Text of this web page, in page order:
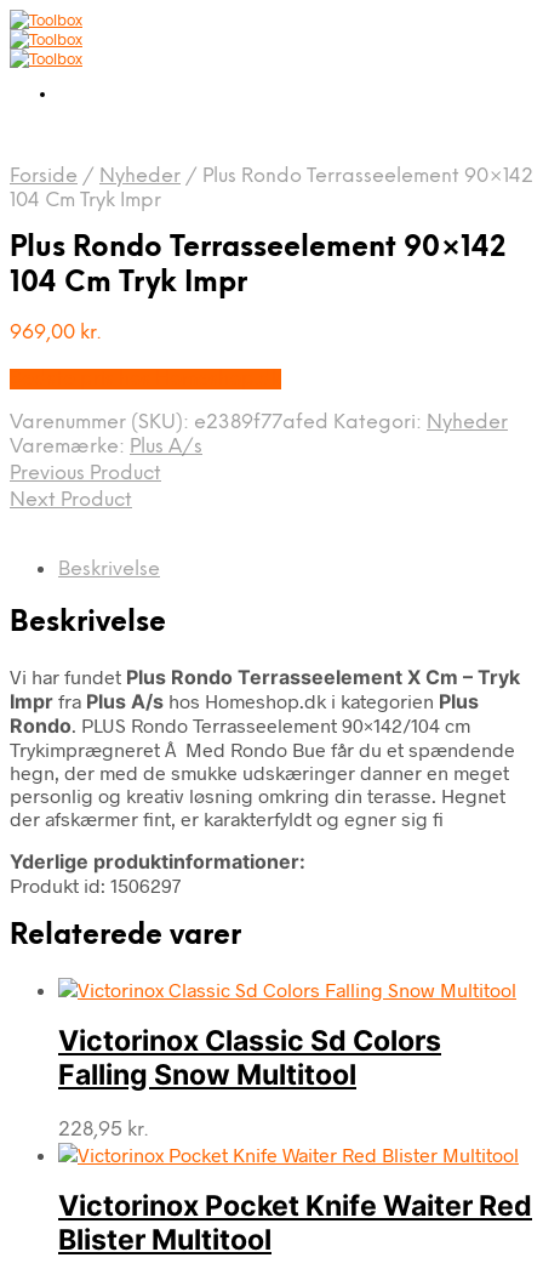
Forside / Nyheder / Plus Rondo Terrasseelement 90×142
104 Cm Tryk Impr
Plus Rondo Terrasseelement 90×142
104 Cm Tryk Impr
969,00 kr.
Varenummer (SKU): e2389f77afed Kategori: Nyheder
Varemærke: Plus A/s
Previous Product
Next Product
Beskrivelse
Beskrivelse
Vi har fundet Plus Rondo Terrasseelement X Cm – Tryk
Impr fra Plus A/s hos Homeshop.dk i kategorien Plus
Rondo. PLUS Rondo Terrasseelement 90×142/104 cm
Trykimprægneret Â Med Rondo Bue får du et spændende
hegn, der med de smukke udskæringer danner en meget
personlig og kreativ løsning omkring din terasse. Hegnet
der afskærmer fint, er karakterfyldt og egner sig fi
Yderlige produktinformationer:
Produkt id: 1506297
Relaterede varer
Victorinox Classic Sd Colors
Falling Snow Multitool
228,95 kr.
Victorinox Pocket Knife Waiter Red
Blister Multitool